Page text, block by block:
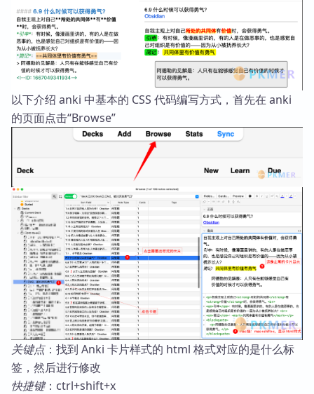
以下介绍 anki 中基本的 CSS 代码编写方式，首先在 anki
的页面点击“Browse”
关键点：找到 Anki 卡片样式的 html 格式对应的是什么标
签，然后进行修改
快捷键：ctrl+shift+x